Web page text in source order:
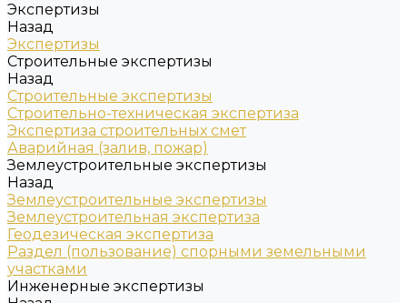
Экспертизы
Назад
Экспертизы
Строительные экспертизы
Назад
Строительные экспертизы
Строительно-техническая экспертиза
Экспертиза строительных смет
Аварийная (залив, пожар)
Землеустроительные экспертизы
Назад
Землеустроительные экспертизы
Землеустроительная экспертиза
Геодезическая экспертиза
Раздел (пользование) спорными земельными
участками
Инженерные экспертизы